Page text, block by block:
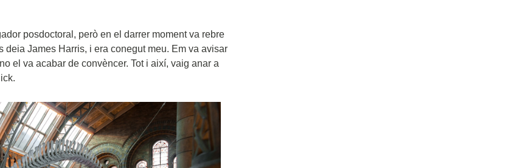
posdoctoral, però en el darrer moment va rebre
James Harris, i era conegut meu. Em va avisar
el va acabar de convèncer. Tot i així, vaig anar a